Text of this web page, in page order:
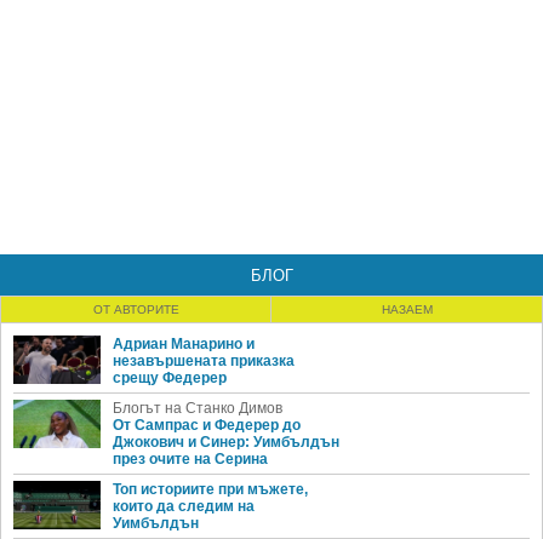
БЛОГ
ОТ АВТОРИТЕ НАЗАЕМ
Адриан Манарино и
незавършената приказка
срещу Федерер
Блогът на Станко Димов
От Сампрас и Федерер до
Джокович и Синер: Уимбълдън
през очите на Серина
Топ историите при мъжете,
които да следим на
Уимбълдън